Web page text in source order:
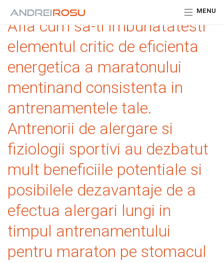
MENU
Afla cum sa-ti imbunatatesti
elementul critic de eficienta
energetica a maratonului
mentinand consistenta in
antrenamentele tale.
Antrenorii de alergare si
fiziologii sportivi au dezbatut
mult beneficiile potentiale si
posibilele dezavantaje de a
efectua alergari lungi in
timpul antrenamentului
pentru maraton pe stomacul